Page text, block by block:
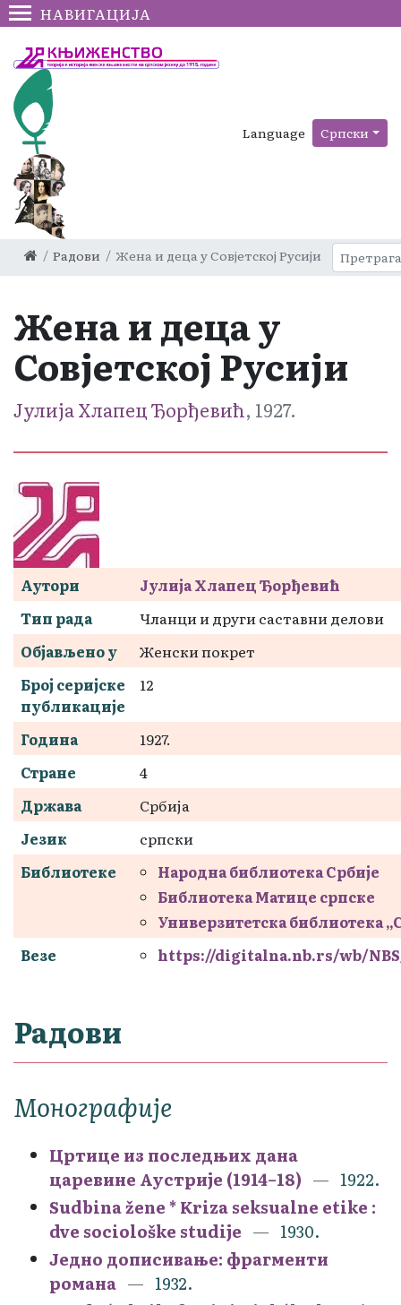
НАВИГАЦИЈА
Language Српски
Радови Жена и деца у Совјетској Русији
Жена и деца у
Совјетској Русији
Јулија Хлапец Ђорђевић, 1927.
Аутори
Јулија Хлапец Ђорђевић
Тип рада
Чланци и други саставни делови
Објављено у
Женски покрет
Број серијске
публикације
12
Година
1927.
Стране
4
Држава
Србија
Језик
српски
Библиотеке
Народна библиотека Србије
Библиотека Матице српске
Универзитетска библиотека
Везе
https://digitalna.nb.rs/wb/NBS/
Радови
Монографије
Цртице из последњих дана
царевине Аустрије (1914–18)
1922.
Sudbina žene * Kriza seksualne etike :
dve sociološke studije
1930.
Једно дописивање: фрагменти
романа
1932.